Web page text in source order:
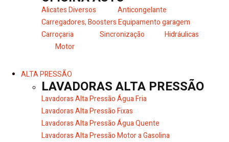
Alicates Diversos
Anticongelante
Carregadores, BoostersEquipamento garagem
Carroçaria
Sincronização
Hidráulicas
Motor
ALTA PRESSÃO
LAVADORAS ALTA PRESSÃO
Lavadoras Alta Pressão Água Fria
Lavadoras Alta Pressão Fixas
Lavadoras Alta Pressão Água Quente
Lavadoras Alta Pressão Motor a Gasolina